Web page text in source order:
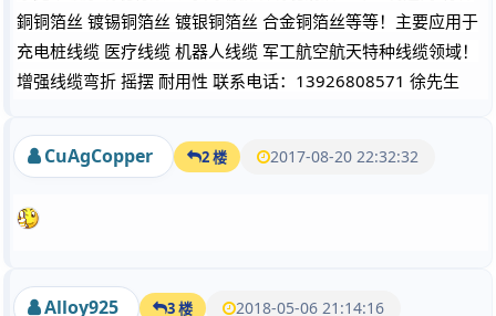
銅铜箔丝 镀锡铜箔丝 镀银铜箔丝 合金铜箔丝等等！主要应用于
充电桩线缆 医疗线缆 机器人线缆 军工航空航天特种线缆领域！
增强线缆弯折 摇摆 耐用性 联系电话：13926808571 徐先生
CuAgCopper 2 楼 2017-08-20 22:32:32
Alloy925 3 楼 2018-05-06 21:14:16